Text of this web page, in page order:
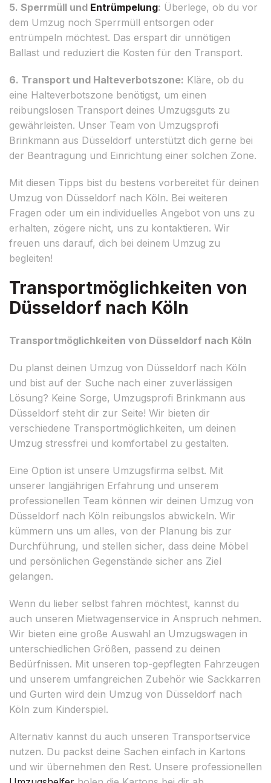
5. Sperrmüll und Entrümpelung: Überlege, ob du vor
dem Umzug noch Sperrmüll entsorgen oder
entrümpeln möchtest. Das erspart dir unnötigen
Ballast und reduziert die Kosten für den Transport.
6. Transport und Halteverbotszone: Kläre, ob du
eine Halteverbotszone benötigst, um einen
reibungslosen Transport deines Umzugsguts zu
gewährleisten. Unser Team von Umzugsprofi
Brinkmann aus Düsseldorf unterstützt dich gerne bei
der Beantragung und Einrichtung einer solchen Zone.
Mit diesen Tipps bist du bestens vorbereitet für deinen
Umzug von Düsseldorf nach Köln. Bei weiteren
Fragen oder um ein individuelles Angebot von uns zu
erhalten, zögere nicht, uns zu kontaktieren. Wir
freuen uns darauf, dich bei deinem Umzug zu
begleiten!
Transportmöglichkeiten von
Düsseldorf nach Köln
Transportmöglichkeiten von Düsseldorf nach Köln
Du planst deinen Umzug von Düsseldorf nach Köln
und bist auf der Suche nach einer zuverlässigen
Lösung? Keine Sorge, Umzugsprofi Brinkmann aus
Düsseldorf steht dir zur Seite! Wir bieten dir
verschiedene Transportmöglichkeiten, um deinen
Umzug stressfrei und komfortabel zu gestalten.
Eine Option ist unsere Umzugsfirma selbst. Mit
unserer langjährigen Erfahrung und unserem
professionellen Team können wir deinen Umzug von
Düsseldorf nach Köln reibungslos abwickeln. Wir
kümmern uns um alles, von der Planung bis zur
Durchführung, und stellen sicher, dass deine Möbel
und persönlichen Gegenstände sicher ans Ziel
gelangen.
Wenn du lieber selbst fahren möchtest, kannst du
auch unseren Mietwagenservice in Anspruch nehmen.
Wir bieten eine große Auswahl an Umzugswagen in
unterschiedlichen Größen, passend zu deinen
Bedürfnissen. Mit unseren top-gepflegten Fahrzeugen
und unserem umfangreichen Zubehör wie Sackkarren
und Gurten wird dein Umzug von Düsseldorf nach
Köln zum Kinderspiel.
Alternativ kannst du auch unseren Transportservice
nutzen. Du packst deine Sachen einfach in Kartons
und wir übernehmen den Rest. Unsere professionellen